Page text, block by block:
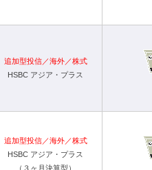
追加型投信／海外／株式
HSBC アジア・プラス
追加型投信／海外／株式
HSBC アジア・プラス
（３ヶ月決算型）